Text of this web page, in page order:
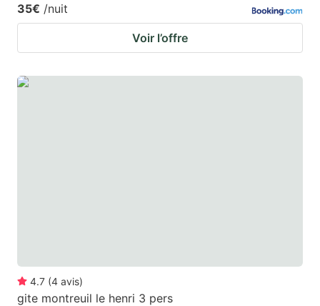
35€ /nuit
Voir l’offre
4.7 (4 avis)
gite montreuil le henri 3 pers